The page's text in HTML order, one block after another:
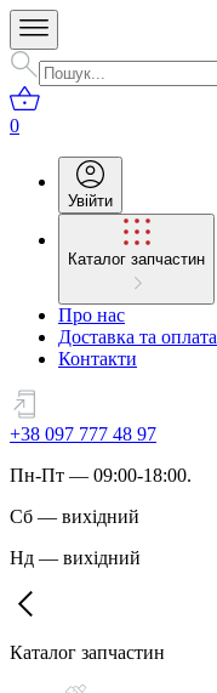
0
Увійти
Каталог запчастин
Про нас
Доставка та оплата
Контакти
+38 097 777 48 97
Пн-Пт — 09:00-18:00.
Сб — вихідний
Нд — вихідний
Каталог запчастин